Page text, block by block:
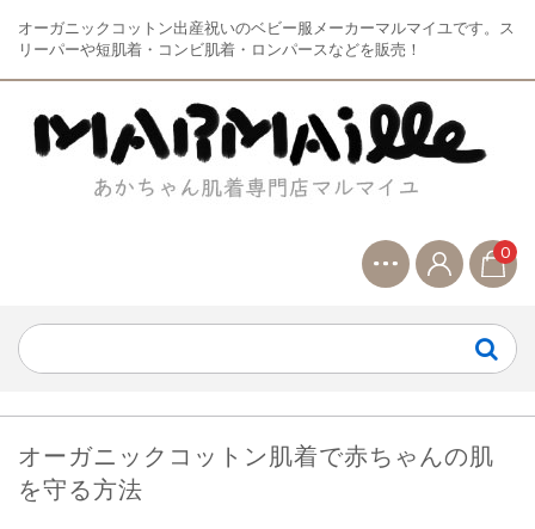
オーガニックコットン出産祝いのベビー服メーカーマルマイユです。ス
リーパーや短肌着・コンビ肌着・ロンパースなどを販売！
0
オーガニックコットン肌着で赤ちゃんの肌
を守る方法